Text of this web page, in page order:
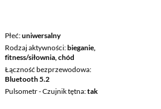
Płeć uniwersalny
Rodzaj aktywności bieganie,
fitness/siłownia, chód
Łączność bezprzewodowa
Bluetooth 5.2
Pulsometr - Czujnik tętna tak